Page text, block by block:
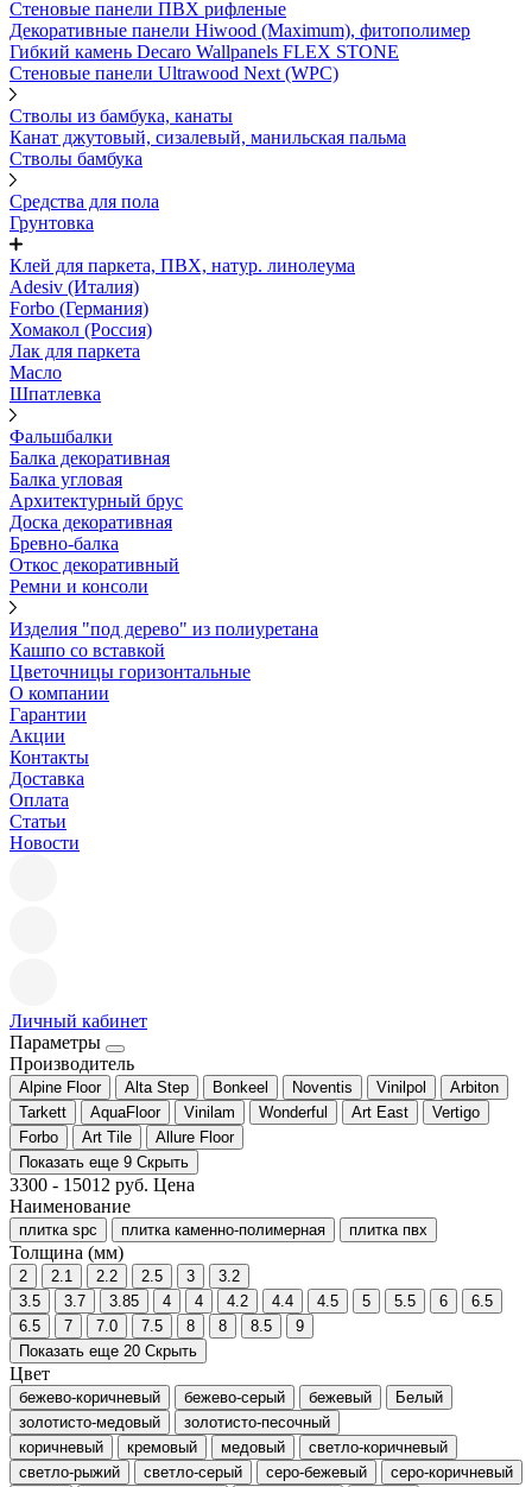
Стеновые панели ПВХ рифленые
Декоративные панели Hiwood (Maximum), фитополимер
Гибкий камень Decaro Wallpanels FLEX STONE
Стеновые панели Ultrawood Next (WPC)
Стволы из бамбука, канаты
Канат джутовый, сизалевый, манильская пальма
Стволы бамбука
Средства для пола
Грунтовка
Клей для паркета, ПВХ, натур. линолеума
Adesiv (Италия)
Forbo (Германия)
Хомакол (Россия)
Лак для паркета
Масло
Шпатлевка
Фальшбалки
Балка декоративная
Балка угловая
Архитектурный брус
Доска декоративная
Бревно-балка
Откос декоративный
Ремни и консоли
Изделия "под дерево" из полиуретана
Кашпо со вставкой
Цветочницы горизонтальные
О компании
Гарантии
Акции
Контакты
Доставка
Оплата
Статьи
Новости
Личный кабинет
Параметры
Производитель
Alpine Floor Alta Step Bonkeel Noventis Vinilpol
Arbiton
Tarkett
AquaFloor Vinilam Wonderful Art East
Vertigo
Forbo
Art Tile
Allure Floor
Показать еще 9 Скрыть
3300 - 15012 руб. Цена
Наименование
плитка spc плитка каменно-полимерная плитка пвх
Толщина (мм)
2 2.1 2.2 2.5 3
3.2
3.5
3.7 3.85 4 4 4.2 4.4 4.5 5 5.5 6
6.5
6.5
7 7.0 7.5 8 8 8.5
9
Показать еще 20 Скрыть
Цвет
бежево-коричневый бежево-серый бежевый
Белый
золотисто-медовый
золотисто-песочный
коричневый
кремовый медовый
светло-коричневый
светло-рыжий
светло-серый серо-бежевый
серо-коричневый